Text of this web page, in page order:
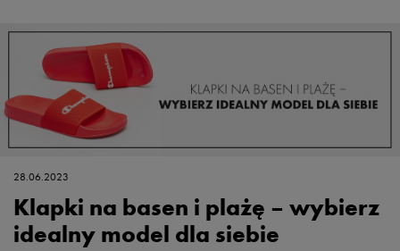
28.06.2023
Klapki na basen i plażę – wybierz
idealny model dla siebie